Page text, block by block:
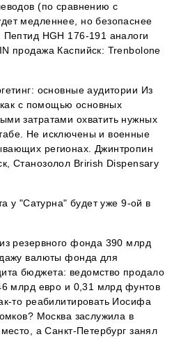
(по сравнению с
медленнее, но безопаснее
HGH 176-191 аналоги
продажа Каспийск: Trenbolone
основные аудитории Из
как с помощью основных
затратами охватить нужных
Не исключены и военные
регионах. Джинтропин
Станозолол Brirish Dispensary
у "Сатурна" будет уже 9-ой в
резервного фонда 390 млрд
валюты фонда для
бюджета: ведомство продало
млрд евро и 0,31 млрд фунтов
то реабилитировать Иосифа
Москва заслужила в
а Санкт-Петербург занял